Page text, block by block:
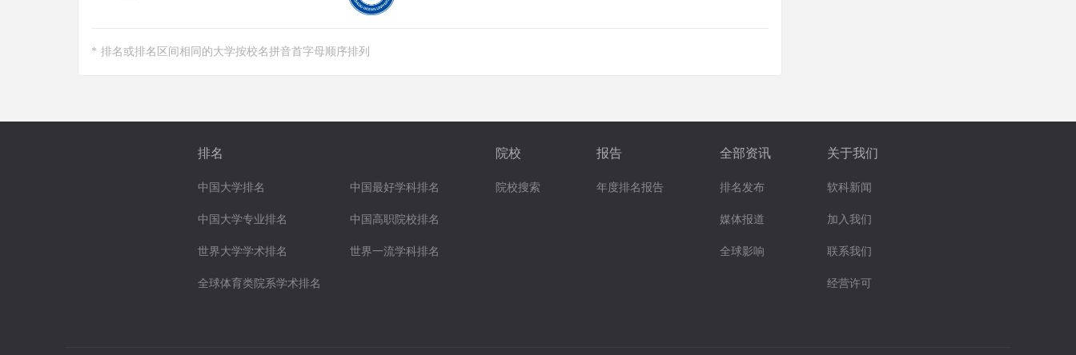
* 排名或排名区间相同的大学按校名拼音首字母顺序排列
排名
中国大学排名
中国大学专业排名
世界大学学术排名
全球体育类院系学术排名
中国最好学科排名
中国高职院校排名
世界一流学科排名
院校
院校搜索
报告
年度排名报告
全部资讯
排名发布
媒体报道
全球影响
关于我们
软科新闻
加入我们
联系我们
经营许可